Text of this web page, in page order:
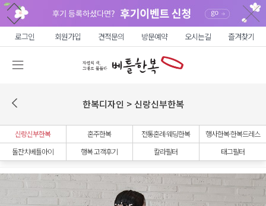
로그인 회원가입 견적문의 방문예약 오시는길 즐겨찾기
한복디자인 > 신랑신부한복
신랑신부한복 혼주한복 전통혼례·웨딩한복
행사한복·한복드레스
돌잔치베틀아이
행복 고객후기 칼라필터 태그필터